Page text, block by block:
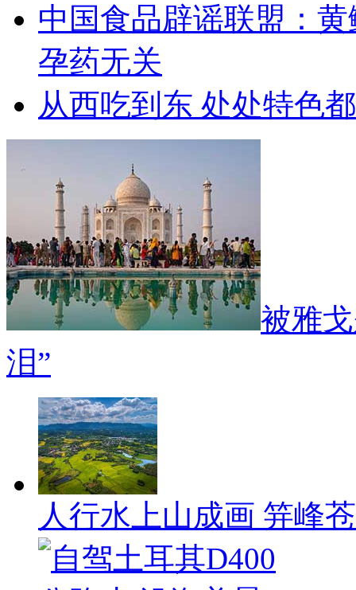
中国食品辟谣联盟：
孕药无关
从西吃到东 处处特色
被雅
泪”
人行水上山成画 笄峰